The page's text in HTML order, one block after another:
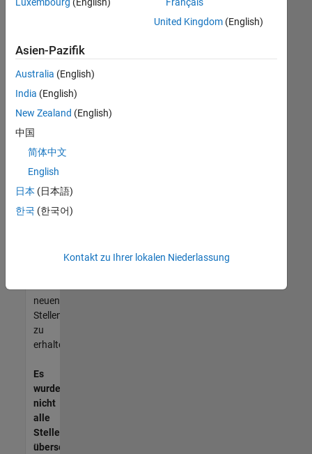
noch
offenen
finden
können,
die
Qualifikationen
entsprechen,
werden
Mitglied
unseres
neuen
Stellenangeboten
zu
erhalten.
Es
wurden
nicht
alle
Stellen
übersetzt.
United Kingdom(English)
Asien-Pazifik
Australia (English)
India (English)
New Zealand (English)
中国
简体中文
English
日本 (日本語)
한국 (한국어)
Kontakt zu Ihrer lokalen Niederlassung